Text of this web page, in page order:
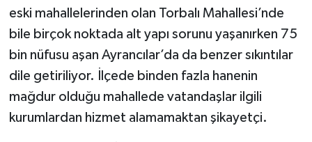
eski mahallelerinden olan Torbalı Mahallesi’nde
bile birçok noktada alt yapı sorunu yaşanırken 75
bin nüfusu aşan Ayrancılar’da da benzer sıkıntılar
dile getiriliyor. İlçede binden fazla hanenin
mağdur olduğu mahallede vatandaşlar ilgili
kurumlardan hizmet alamamaktan şikayetçi.